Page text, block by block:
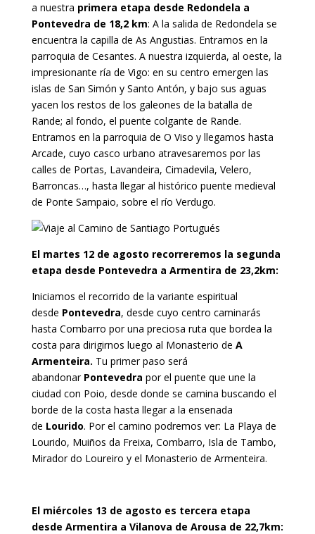
a nuestra primera etapa desde Redondela a
Pontevedra de 18,2 km: A la salida de Redondela se
encuentra la capilla de As Angustias. Entramos en la
parroquia de Cesantes. A nuestra izquierda, al oeste, la
impresionante ría de Vigo: en su centro emergen las
islas de San Simón y Santo Antón, y bajo sus aguas
yacen los restos de los galeones de la batalla de
Rande; al fondo, el puente colgante de Rande.
Entramos en la parroquia de O Viso y llegamos hasta
Arcade, cuyo casco urbano atravesaremos por las
calles de Portas, Lavandeira, Cimadevila, Velero,
Barroncas…, hasta llegar al histórico puente medieval
de Ponte Sampaio, sobre el río Verdugo.
El martes 12 de agosto recorreremos la segunda
etapa desde Pontevedra a Armentira de 23,2km:
Iniciamos el recorrido de la variante espiritual
desde Pontevedra, desde cuyo centro caminarás
hasta Combarro por una preciosa ruta que bordea la
costa para dirigirnos luego al Monasterio de A
Armenteira. Tu primer paso será
abandonar Pontevedra por el puente que une la
ciudad con Poio, desde donde se camina buscando el
borde de la costa hasta llegar a la ensenada
de Lourido. Por el camino podremos ver: La Playa de
Lourido, Muiños da Freixa, Combarro, Isla de Tambo,
Mirador do Loureiro y el Monasterio de Armenteira.
El miércoles 13 de agosto es tercera etapa
desde Armentira a Vilanova de Arousa de 22,7km: